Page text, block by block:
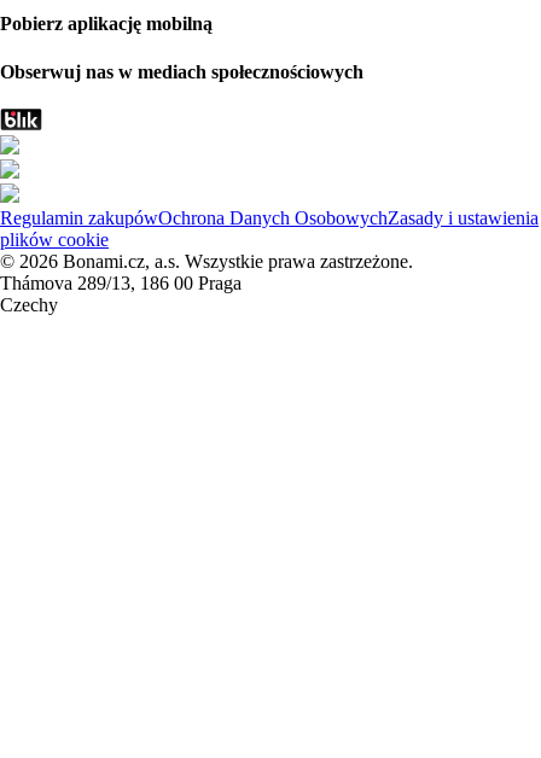
Pobierz aplikację mobilną
Obserwuj nas w mediach społecznościowych
Regulamin zakupówOchrona Danych OsobowychZasady i ustawienia
plików cookie
© 2026 Bonami.cz, a.s. Wszystkie prawa zastrzeżone.
Thámova 289/13, 186 00 Praga
Czechy